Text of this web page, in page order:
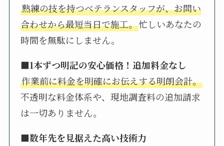
熟練の技を持つベテランスタッフが、お問い
合わせから最短当日で施工。忙しいあなたの
時間を無駄にしません。
■1本ずつ明記の安心価格！追加料金なし
作業前に料金を明確にお伝えする明朗会計。
不透明な料金体系や、現地調査料の追加請求
は一切ありません。
■数年先を見据えた高い技術力